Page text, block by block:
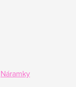
Náramky